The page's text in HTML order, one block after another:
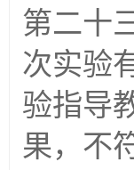
第二十
次实验
验指导
果，不